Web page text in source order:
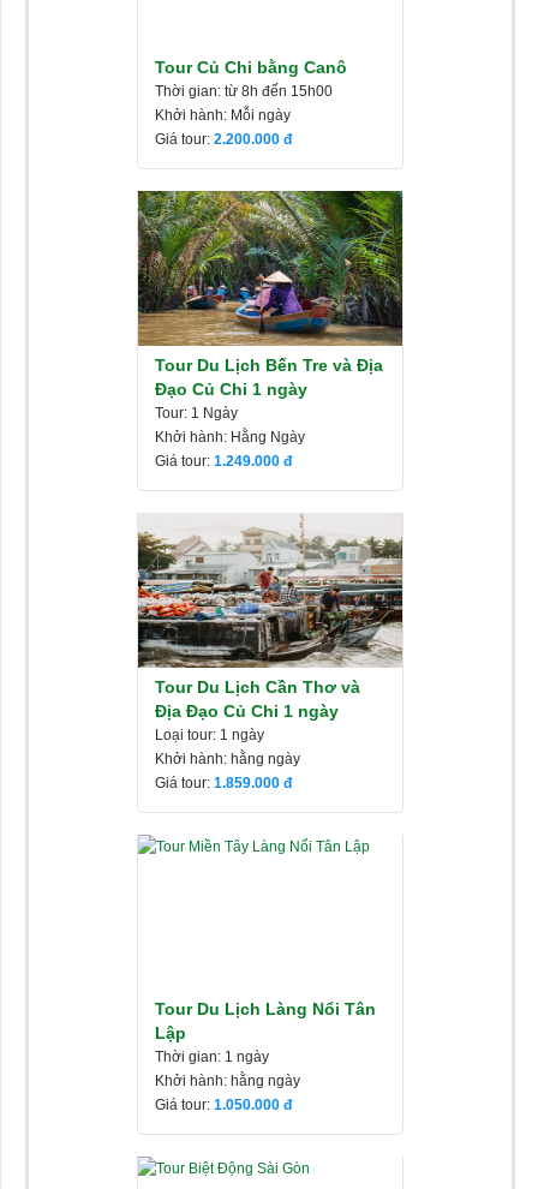
Tour Củ Chi bằng Canô
Thời gian: từ 8h đến 15h00
Khởi hành: Mỗi ngày
Giá tour: 2.200.000
Tour Du Lịch Bến Tre và Địa
Đạo Củ Chi 1 ngày
Tour: 1 Ngày
Khởi hành: Hằng Ngày
Giá tour: 1.249.000
Tour Du Lịch Cần Thơ và
Địa Đạo Củ Chi 1 ngày
Loại tour: 1 ngày
Khởi hành: hằng ngày
Giá tour: 1.859.000
Tour Du Lịch Làng Nổi Tân
Lập
Thời gian: 1 ngày
Khởi hành: hằng ngày
Giá tour: 1.050.000